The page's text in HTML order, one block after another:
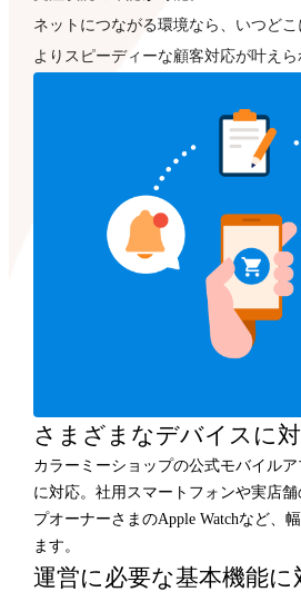
ネットにつながる環境なら、いつどこ
よりスピーディーな顧客対応が叶えら
さまざまなデバイスに
カラーミーショップの公式モバイルア
に対応。社用スマートフォンや実店
プオーナーさまのApple Watchなど、
ます。
運営に必要な基本機能に